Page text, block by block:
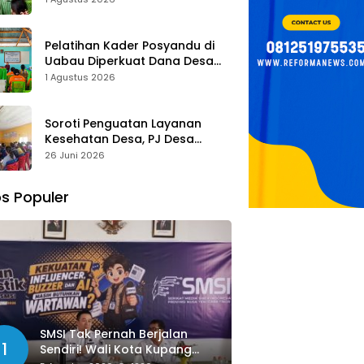
Pelatihan Kader Posyandu di
Uabau Diperkuat Dana Desa
2026, Remigius Bria Tekankan
1 Agustus 2026
Soroti Penguatan Layanan
Kesehatan Desa, PJ Desa
Kereana Willybrodus K. Khun,
26 Juni 2026
Populer
1
SMSI Tak Pernah Berjalan
Sendiri! Wali Kota Kupang